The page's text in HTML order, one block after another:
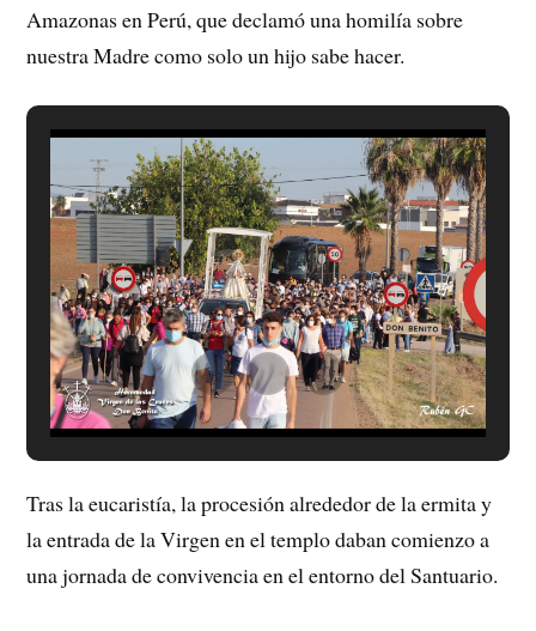
Amazonas en Perú, que declamó una homilía sobre
nuestra Madre como solo un hijo sabe hacer.
Tras la eucaristía, la procesión alrededor de la ermita y
la entrada de la Virgen en el templo daban comienzo a
una jornada de convivencia en el entorno del Santuario.